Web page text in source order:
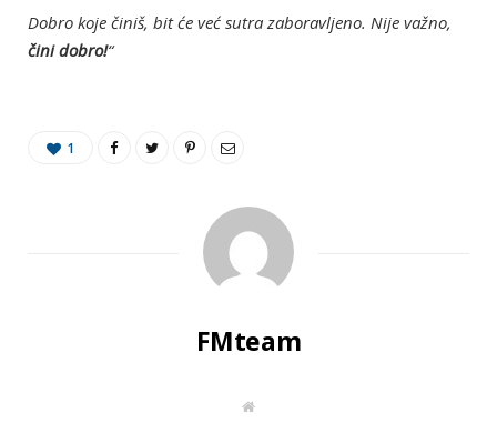
Dobro koje činiš, bit će već sutra zaboravljeno. Nije važno,
čini dobro!“
1
FMteam
W